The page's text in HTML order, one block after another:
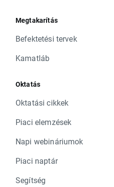
Megtakarítás
Befektetési tervek
Kamatláb
Oktatás
Oktatási cikkek
Piaci elemzések
Napi webináriumok
Piaci naptár
Segítség